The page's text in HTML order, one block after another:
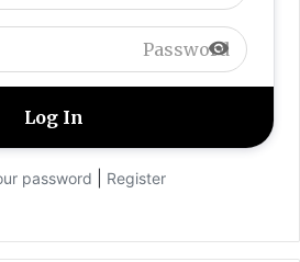
visibility
Register
password?